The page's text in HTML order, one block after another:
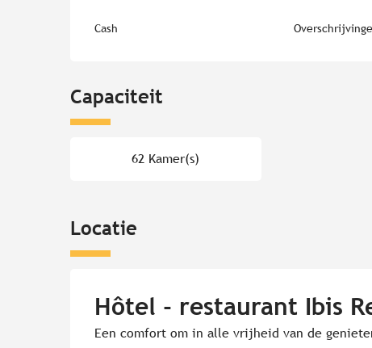
Cash
Capaciteit
62 Kamer(s)
Locatie
Hôtel - restaurant Ibis
Een comfort om in alle vrijheid van de